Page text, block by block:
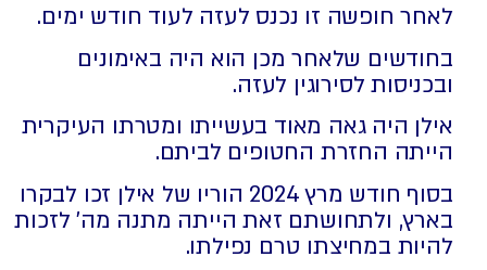
לאחר חופשה זו נכנס לעזה לעוד חודש ימים.
בחודשים שלאחר מכן הוא היה באימונים
ובכניסות לסירוגין לעזה.
אילן היה גאה מאוד בעשייתו ומטרתו העיקרית
הייתה החזרת החטופים לביתם.
בסוף חודש מרץ 2024 הוריו של אילן זכו לבקרו
בארץ, ולתחושתם זאת הייתה מתנה מה' לזכות
להיות במחיצתו טרם נפילתו.